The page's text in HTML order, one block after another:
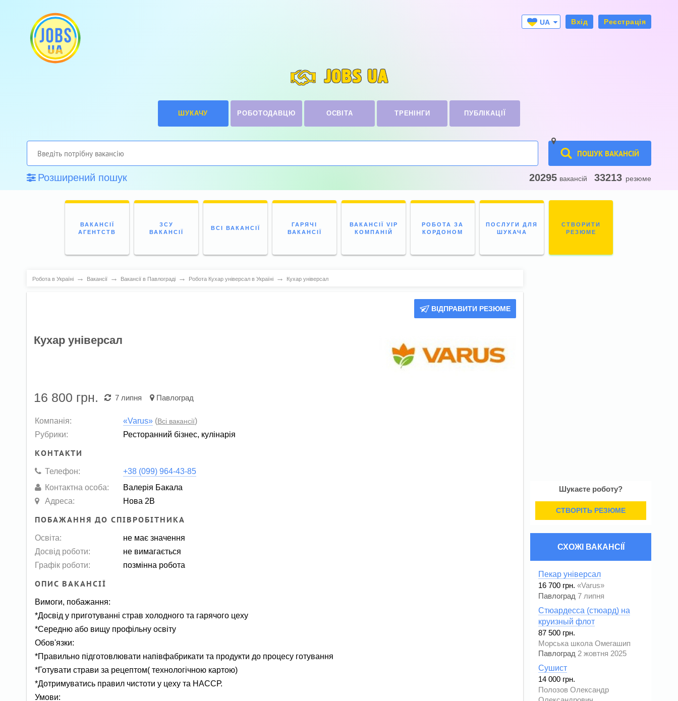
UA
Вхід Реєстрація
JOBS UA
ШУКАЧУ РОБОТОДАВЦЮ ОСВІТА ТРЕНІНГИ ПУБЛІКАЦІЇ
ПОШУК ВАКАНСІЙ
Розширений пошук 20295 вакансій 33213 резюме
ВАКАНСІЇ
АГЕНТСТВ
ЗСУ
ВАКАНСІЇ
ВСІ ВАКАНСІЇ
ГАРЯЧІ
ВАКАНСІЇ
ВАКАНСІЇ VIP
КОМПАНІЙ
РОБОТА ЗА
КОРДОНОМ
ПОСЛУГИ ДЛЯ
ШУКАЧА
СТВОРИТИ
РЕЗЮМЕ
Робота в Україні → Вакансії → Вакансії в Павлограді → Робота Кухар універсал в Україні → Кухар універсал
ВІДПРАВИТИ РЕЗЮМЕ
Кухар універсал
16 800 грн. 7 липня Павлоград
Компанія: «Varus» (Всі вакансії)
Рубрики:
Ресторанний бізнес, кулінарія
КОНТАКТИ
Телефон:
+38 (099) 964-43-85
Контактна особа:
Валерія Бакала
Адреса:
Нова 2В
ПОБАЖАННЯ ДО СПІВРОБІТНИКА
Освіта:
не має значення
Досвід роботи:
не вимагається
Графік роботи:
позмінна робота
ОПИС ВАКАНСІЇ
Вимоги, побажання:
*Досвід у приготуванні страв холодного та гарячого цеху
*Середню або вищу профільну освіту
Обов'язки:
*Правильно підготовлювати напівфабрикати та продукти до процесу готування
*Готувати страви за рецептом( технологічною картою)
*Дотримуватись правил чистоти у цеху та НАССР.
Умови:
Шукаєте роботу?
СТВОРІТЬ РЕЗЮМЕ
СХОЖІ ВАКАНСІЇ
Пекар універсал
16 700 грн. «Varus»
Павлоград 7 липня
Cтюардесса (стюард) на
круизный флот
87 500 грн.
Морська школа Омегашип
Павлоград 2 жовтня 2025
Сушист
14 000 грн.
Полозов Олександр